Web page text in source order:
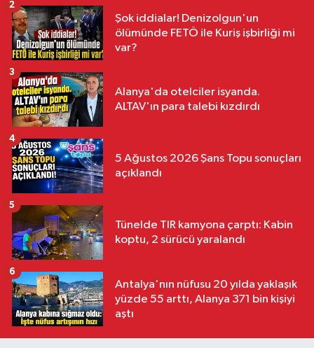
Şok iddialar! Denizolgun'un
ölümünde FETÖ ile Kuriş işbirliği mi
var?
2
Alanya'da otelciler isyanda.
ALTAV'ın para talebi kızdırdı
3
5 Ağustos 2026 Şans Topu sonuçları
açıklandı
4
Tünelde TIR kamyona çarptı: Kabin
koptu, 2 sürücü yaralandı
5
Antalya'nın nüfusu 20 yılda yaklaşık
yüzde 55 arttı, Alanya 371 bin kişiyi
aştı
6